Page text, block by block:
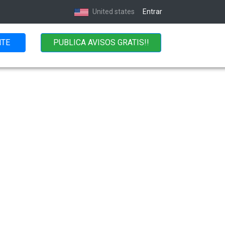
United states Entrar
PUBLICA AVISOS GRATIS!!